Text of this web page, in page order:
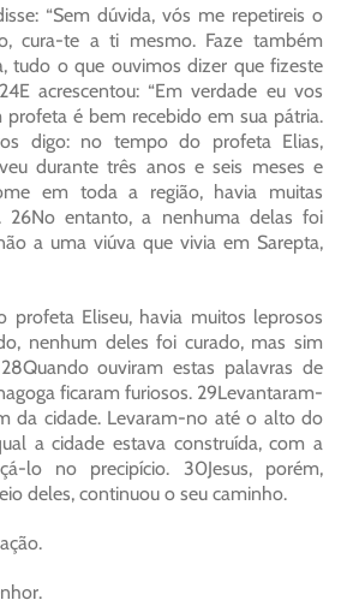
“Sem dúvida, vós me repetireis o
cura-te a ti mesmo. Faze também
tudo o que ouvimos dizer que fizeste
acrescentou: “Em verdade eu vos
é bem recebido em sua pátria.
digo: no tempo do profeta Elias,
durante três anos e seis meses e
em toda a região, havia muitas
26No entanto, a nenhuma delas foi
a uma viúva que vivia em Sarepta,
profeta Eliseu, havia muitos leprosos
nenhum deles foi curado, mas sim
ouviram estas palavras de
ficaram furiosos. 29Levantaram-
da cidade. Levaram-no até o alto do
a cidade estava construída, com a
lo no precipício. 30Jesus, porém,
deles, continuou o seu caminho.